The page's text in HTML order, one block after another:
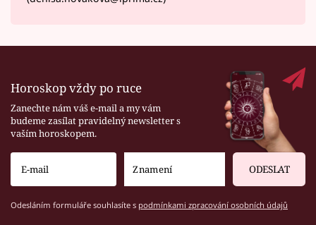
Horoskop vždy po ruce
Zanechte nám váš e-mail a my vám
budeme zasílat pravidelný newsletter s
vaším horoskopem.
ODESLAT
Odesláním formuláře souhlasíte s podmínkami zpracování osobních údajů